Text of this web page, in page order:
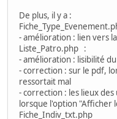
De plus, il y a :
- amélioration : lien vers
Liste_Patro.php :
- amélioration : lisibilité
- correction : sur le pdf,
ressortait mal
- correction : les lieux
lorsque l'option "Afficher
Fiche_Indiv_txt.php